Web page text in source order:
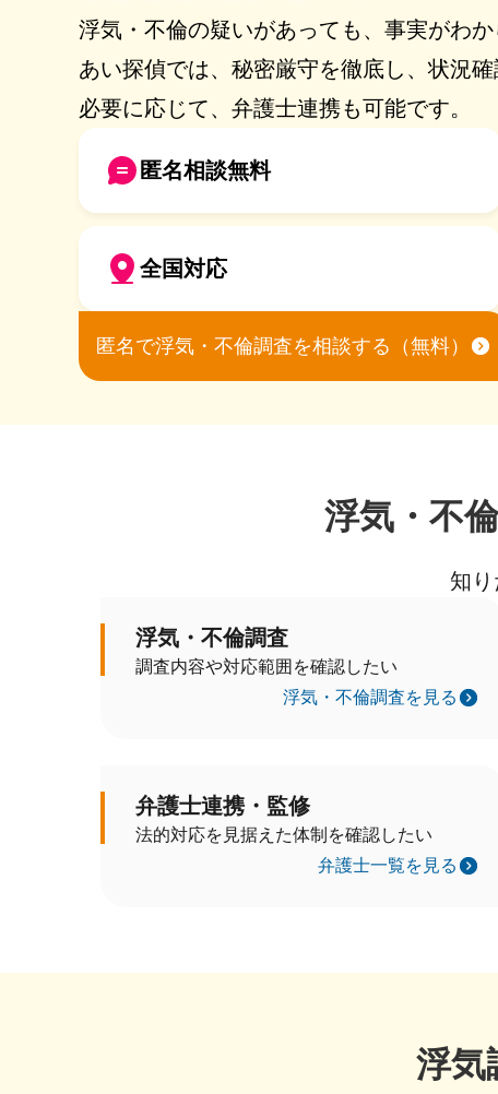
浮気・不倫の疑いがあっても、事実がわ
あい探偵では、秘密厳守を徹底し、状況
必要に応じて、弁護士連携も可能です。
匿名相談無料
全国対応
匿名で浮気・不倫調査を相談する（無料）
浮気・不
知
浮気・不倫調査
調査内容や対応範囲を確認したい
浮気・不倫調査を見る
弁護士連携・監修
法的対応を見据えた体制を確認したい
弁護士一覧を見る
浮気